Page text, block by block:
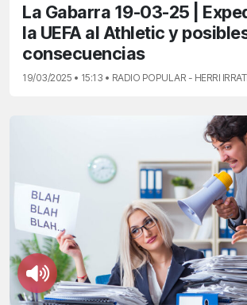
La Gabarra 19-03-25 |
la UEFA al Athletic y
consecuencias
19/03/2025 • 15:13 • RADIO POPULAR - HERRI